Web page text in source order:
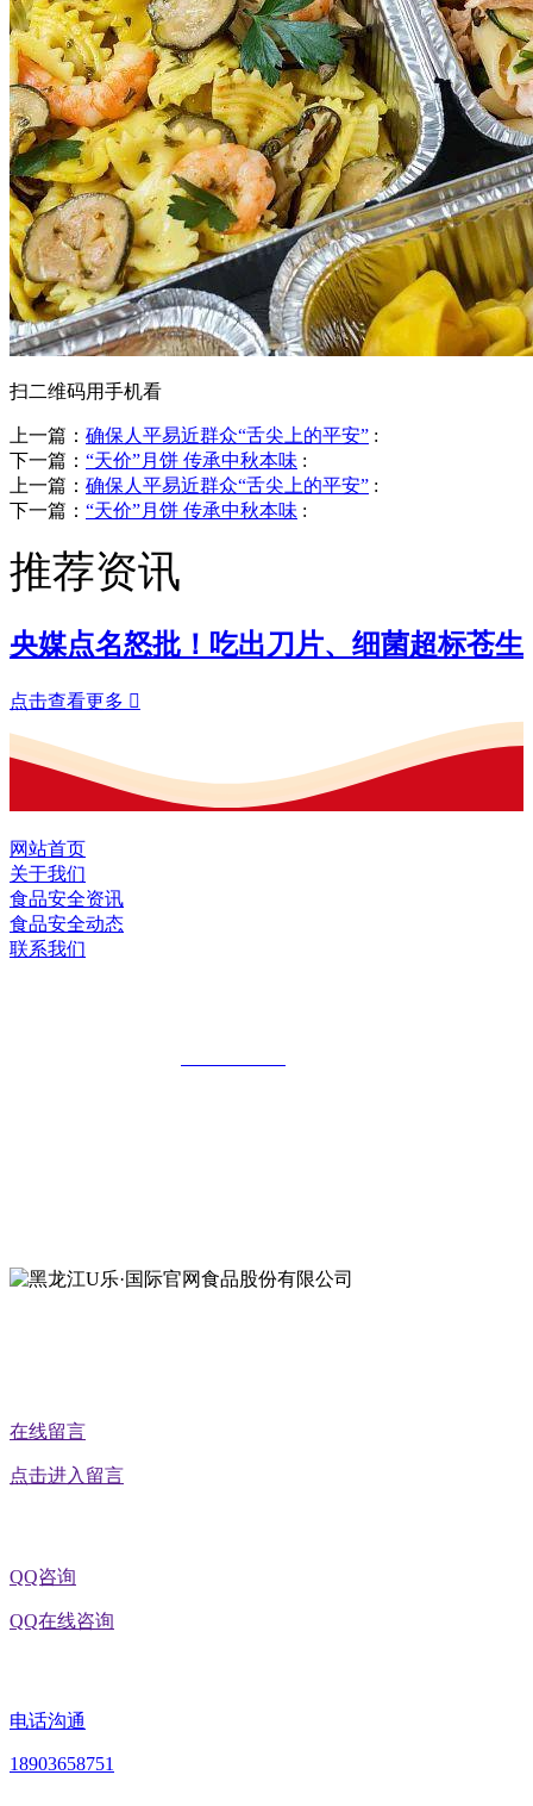
扫二维码用手机看
上一篇： 确保人平易近群众“舌尖上的平安” :
下一篇： “天价”月饼 传承中秋本味 :
上一篇： 确保人平易近群众“舌尖上的平安” :
下一篇： “天价”月饼 传承中秋本味 :
推荐资讯
央媒点名怒批！吃出刀片、细菌超标苍生
点击查看更多 
网站首页
关于我们
食品安全资讯
食品安全动态
联系我们
在线留言
点击进入留言
QQ咨询
QQ在线咨询
电话沟通
18903658751